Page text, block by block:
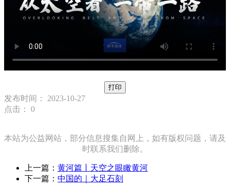
打印
发布时间： 2023-10-27
点击： 0
本站为公益网站，部分信息搜集自网上，如有版权问题，请及
时联系我们删除。
上一篇： 黄河篇丨天空之眼瞰黄河
下一篇： 中国的｜大足石刻